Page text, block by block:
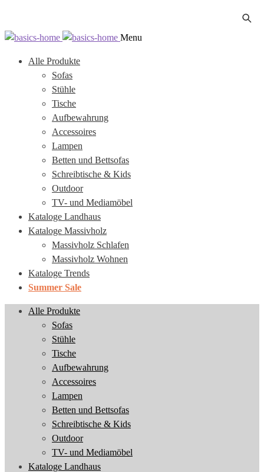
Zur
springen
Zum
springen
Menu
Alle Produkte
Sofas
Stühle
Tische
Aufbewahrung
Accessoires
Lampen
Betten und Bettsofas
Schreibtische & Kids
Outdoor
TV- und Mediamöbel
Kataloge Landhaus
Kataloge Massivholz
Massivholz Schlafen
Massivholz Wohnen
Kataloge Trends
Summer Sale
Alle Produkte
Sofas
Stühle
Tische
Aufbewahrung
Accessoires
Lampen
Betten und Bettsofas
Schreibtische & Kids
Outdoor
TV- und Mediamöbel
Kataloge Landhaus